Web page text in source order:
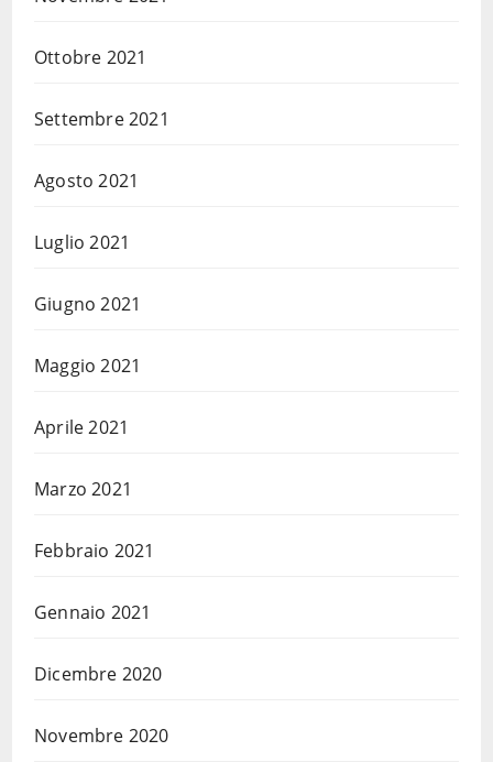
Ottobre 2021
Settembre 2021
Agosto 2021
Luglio 2021
Giugno 2021
Maggio 2021
Aprile 2021
Marzo 2021
Febbraio 2021
Gennaio 2021
Dicembre 2020
Novembre 2020